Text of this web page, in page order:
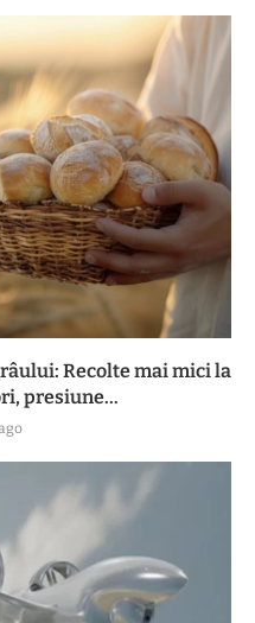
Recolte mai mici la
presiune...